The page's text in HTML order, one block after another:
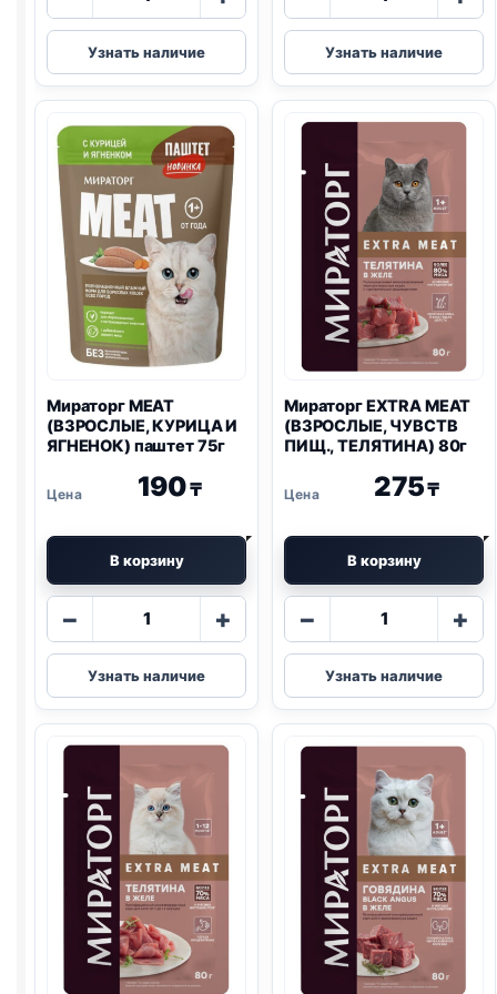
Мираторг
MEAT
(НЕЖНОЙ,
ТЕЛЯТИНА)
желе
75г
Узнать наличие
Мираторг
WINNER
MEAT
75г
Узнать наличие
Мираторг MEAT
(ВЗРОСЛЫЕ, КУРИЦА И
ЯГНЕНОК) паштет 75г
190₸
В корзину
−
Количество
Мираторг
MEAT
(ВЗРОСЛЫЕ,
ЯГНЕНОК)
паштет
75г
+
Узнать наличие
Мираторг EXTRA MEAT
(ВЗРОСЛЫЕ, ЧУВСТВ
ПИЩ., ТЕЛЯТИНА) 80г
275₸
В корзину
−
Количество
Мираторг
EXTRA
MEAT
ПИЩ.,
ТЕЛЯТИНА)
80г
+
Узнать наличие